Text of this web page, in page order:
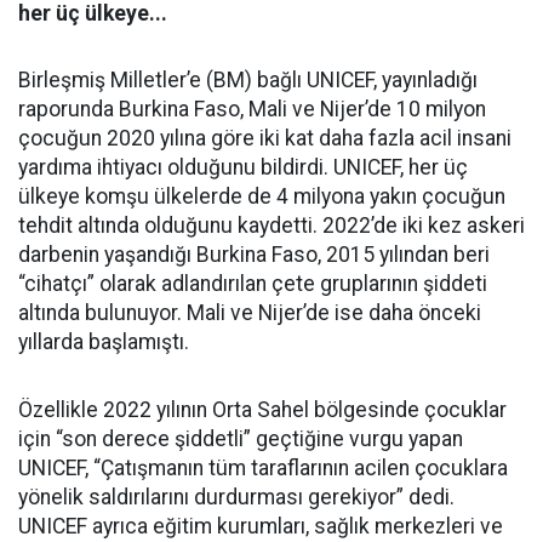
her üç ülkeye...
Birleşmiş Milletler’e (BM) bağlı UNICEF, yayınladığı
raporunda Burkina Faso, Mali ve Nijer’de 10 milyon
çocuğun 2020 yılına göre iki kat daha fazla acil insani
yardıma ihtiyacı olduğunu bildirdi. UNICEF, her üç
ülkeye komşu ülkelerde de 4 milyona yakın çocuğun
tehdit altında olduğunu kaydetti. 2022’de iki kez askeri
darbenin yaşandığı Burkina Faso, 2015 yılından beri
“cihatçı” olarak adlandırılan çete gruplarının şiddeti
altında bulunuyor. Mali ve Nijer’de ise daha önceki
yıllarda başlamıştı.
Özellikle 2022 yılının Orta Sahel bölgesinde çocuklar
için “son derece şiddetli” geçtiğine vurgu yapan
UNICEF, “Çatışmanın tüm taraflarının acilen çocuklara
yönelik saldırılarını durdurması gerekiyor” dedi.
UNICEF ayrıca eğitim kurumları, sağlık merkezleri ve